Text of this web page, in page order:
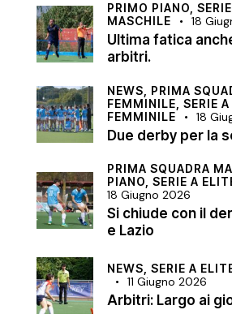
PRIMO PIANO,
MASCHILE
18
Ultima fatica
arbitri.
NEWS, PRIMA
FEMMINILE, SERIE
FEMMINILE
18
Due derby per la
PRIMA SQUADRA
PIANO, SERIE A
18 Giugno 2026
Si chiude con il
e Lazio
NEWS, SERIE A
11 Giugno 2026
Arbitri: Largo ai